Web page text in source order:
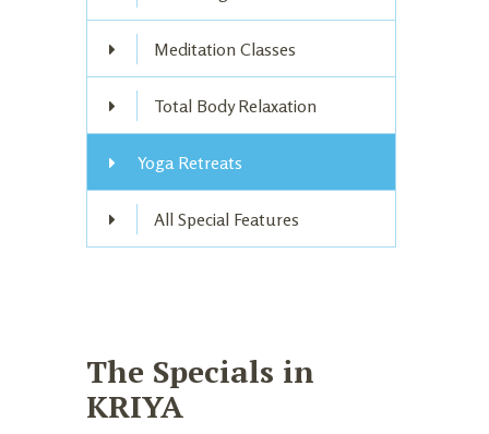
Meditation Classes
Total Body Relaxation
Yoga Retreats
All Special Features
The Specials in
KRIYA